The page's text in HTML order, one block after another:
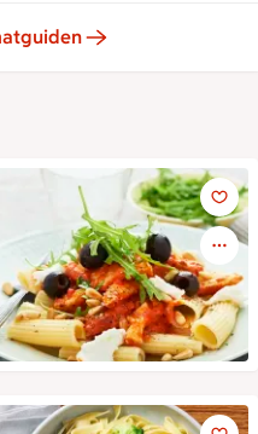
Kyckling med tomatsås och
med bacon och